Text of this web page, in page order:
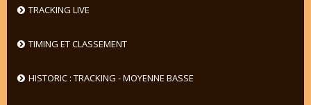
TRACKING LIVE
TIMING ET CLASSEMENT
HISTORIC : TRACKING - MOYENNE BASSE